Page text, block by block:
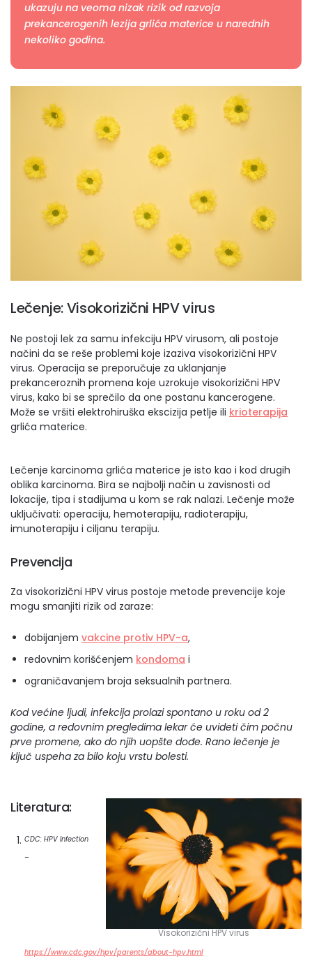
ukazuju na veoma nizak rizik od razvoja
prekancerogenih lezija grlića materice u narednih
nekoliko godina.
Lečenje: Visokorizični HPV virus
Ne postoji lek za samu infekciju HPV virusom, ali postoje
načini da se reše problemi koje izaziva visokorizični HPV
virus. Operacija se preporučuje za uklanjanje
prekanceroznih promena koje uzrokuje visokorizični HPV
virus, kako bi se sprečilo da one postanu kancerogene.
Može se vršiti elektrohiruška ekscizija petlje ili krioterapija
grlića materice.
Lečenje karcinoma grlića materice je isto kao i kod drugih
oblika karcinoma. Bira se najbolji način u zavisnosti od
lokacije, tipa i stadijuma u kom se rak nalazi. Lečenje može
uključivati: operaciju, hemoterapiju, radioterapiju,
imunoterapiju i ciljanu terapiju.
Prevencija
Za visokorizični HPV virus postoje metode prevencije koje
mogu smanjiti rizik od zaraze:
dobijanjem vakcine protiv HPV-a,
redovnim korišćenjem kondoma i
ograničavanjem broja seksualnih partnera.
Kod većine ljudi, infekcija prolazi spontano u roku od 2
godine, a redovnim pregledima lekar će uvideti čim počnu
prve promene, ako do njih uopšte dođe. Rano lečenje je
ključ uspeha za bilo koju vrstu bolesti.
Visokorizični HPV virus
Literatura:
CDC: HPV Infection
–
https://www.cdc.gov/hpv/parents/about-hpv.html